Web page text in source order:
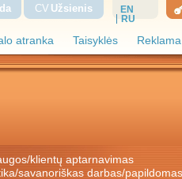
atranka Taisyklės Reklama
CV Užsienis
EN
RU
klientų aptarnavimas